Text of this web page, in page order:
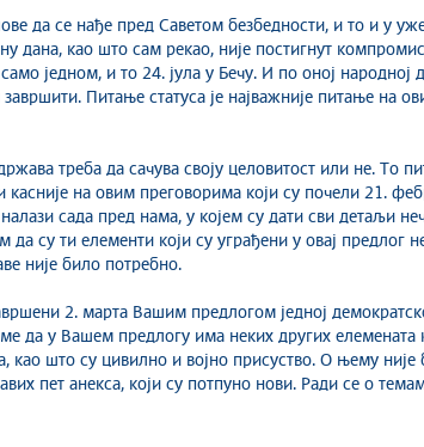
да се нађе пред Саветом безбедности, и то и у
дана, као што сам рекао, није постигнут
једном, и то 24. јула у Бечу. И по оној народној
Питање статуса је најважније питање на
треба да сачува своју целовитост или не. То
на овим преговорима који су почели 21.
сада пред нама, у којем су дати сви детаљи
су ти елементи који су уграђени у овај предлог
није било потребно.
2. марта Вашим предлогом једној
да у Вашем предлогу има неких других елемената
као што су цивилно и војно присуство. О њему
пет анекса, који су потпуно нови. Ради се о